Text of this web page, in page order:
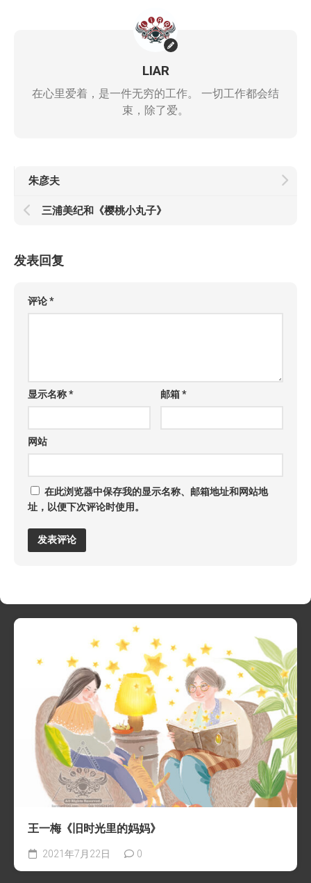
LIAR
在心里爱着，是一件无穷的工作。 一切工作都会结
束，除了爱。
朱彦夫
三浦美纪和《樱桃小丸子》
发表回复
评论*
显示名称* 邮箱*
网站
在此浏览器中保存我的显示名称、邮箱地址和网站地
址，以便下次评论时使用。
王一梅《旧时光里的妈妈》
2021年7月22日 0